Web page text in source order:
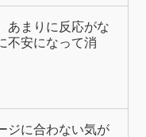
あまりに反応がな
不安になって消
ジに合わない気が